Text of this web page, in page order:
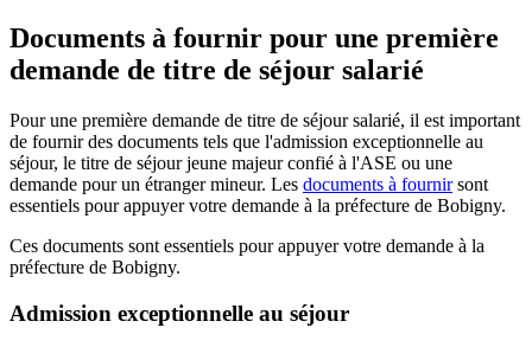
Documents à fournir pour une première
demande de titre de séjour salarié
Pour une première demande de titre de séjour salarié, il est important
de fournir des documents tels que l'admission exceptionnelle au
séjour, le titre de séjour jeune majeur confié à l'ASE ou une
demande pour un étranger mineur. Les documents à fournirsont
essentiels pour appuyer votre demande à la préfecture de Bobigny.
Ces documents sont essentiels pour appuyer votre demande à la
préfecture de Bobigny.
Admission exceptionnelle au séjour